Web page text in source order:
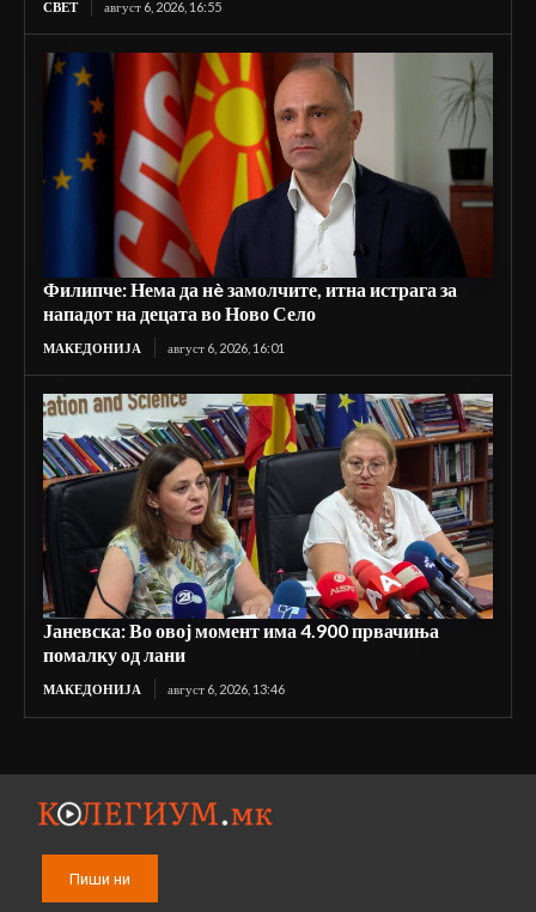
СВЕТ август 6, 2026, 16:55
Филипче: Нема да нè замолчите, итна истрага за
нападот на децата во Ново Село
МАКЕДОНИЈА август 6, 2026, 16:01
Јаневска: Во овој момент има 4.900 првачиња
помалку од лани
МАКЕДОНИЈА август 6, 2026, 13:46
Пиши ни